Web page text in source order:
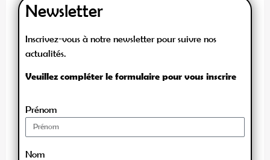
Newsletter
Inscrivez-vous à notre newsletter pour suivre nos
actualités.
Veuillez compléter le formulaire pour vous inscrire
Prénom
Nom